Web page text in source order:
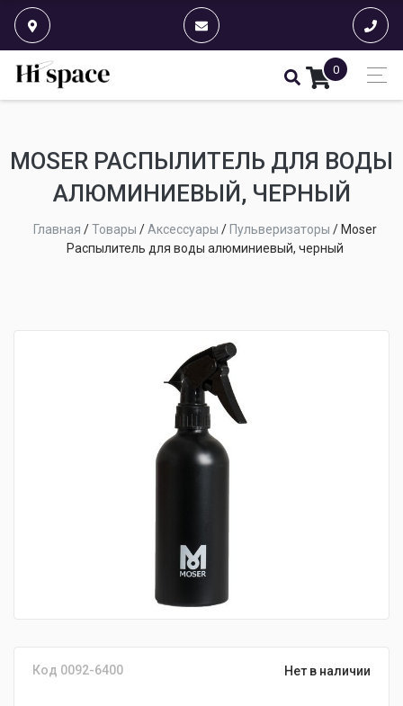
0
MOSER РАСПЫЛИТЕЛЬ ДЛЯ ВОДЫ
АЛЮМИНИЕВЫЙ, ЧЕРНЫЙ
Главная /Товары /Аксессуары / Пульверизаторы / Moser
Распылитель для воды алюминиевый, черный
Код 0092-6400 Нет в наличии